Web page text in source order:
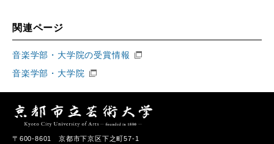
関連ページ
音楽学部・大学院の受賞情報
音楽学部・大学院
〒600-8601 京都市下京区下之町57-1